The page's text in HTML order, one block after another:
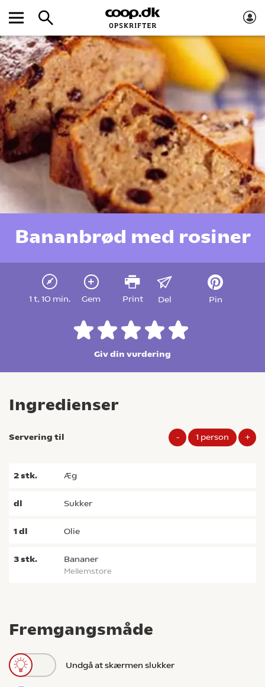
Bananbrød med rosiner
1 t, 10 min. Gem Print Del Pin
Giv din vurdering
Fremgangsmåde
Undgå at skærmen slukker
Ingredienser
Servering til - 1 person +
2stk. æg
dl sukker
1dl olie
3stk. bananer
mellemstore